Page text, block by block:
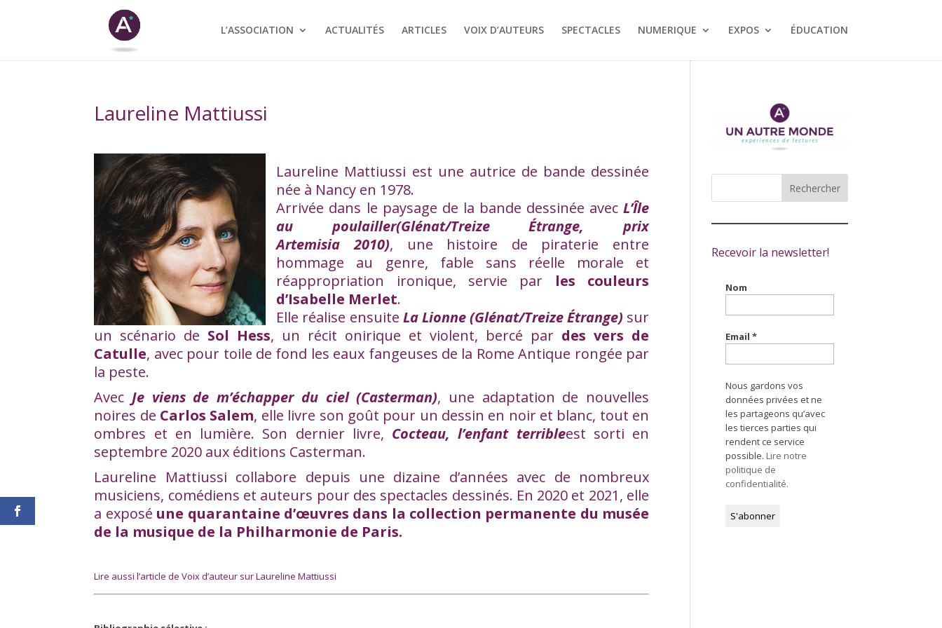
L’ASSOCIATION ACTUALITÉS ARTICLES VOIX D’AUTEURS SPECTACLES NUMERIQUE EXPOS ÉDUCATION
Laureline Mattiussi
Laureline Mattiussi est une autrice de bande dessinée
née à Nancy en 1978.
Arrivée dans le paysage de la bande dessinée avecL’Île
au poulailler(Glénat/Treize Étrange, prix
Artemisia 2010), une histoire de piraterie entre
hommage au genre, fable sans réelle morale et
réappropriation ironique, servie par les couleurs
d’Isabelle Merlet.
Elle réalise ensuite La Lionne (Glénat/Treize Étrange) sur
un scénario de Sol Hess, un récit onirique et violent, bercé par des vers de
Catulle, avec pour toile de fond les eaux fangeuses de la Rome Antique rongée par
la peste.
Avec Je viens de m’échapper du ciel (Casterman), une adaptation de nouvelles
noires de Carlos Salem, elle livre son goût pour un dessin en noir et blanc, tout en
ombres et en lumière. Son dernier livre, Cocteau, l’enfant terribleest sorti en
septembre 2020 aux éditions Casterman.
Laureline Mattiussi collabore depuis une dizaine d’années avec de nombreux
musiciens, comédiens et auteurs pour des spectacles dessinés. En 2020 et 2021, elle
a exposé une quarantaine d’œuvres dans la collection permanente du musée
de la musique de la Philharmonie de Paris.
Lire aussi l’article de Voix d’auteur sur Laureline Mattiussi
Recevoir la newsletter!
Nom
Email*
Nous gardons vos
données privées et ne
les partageons qu’avec
les tierces parties qui
rendent ce service
possible. Lire notre
politique de
confidentialité.